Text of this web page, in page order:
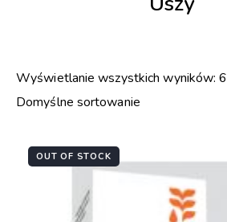
Wyświetlanie wszystkich wyników: 6
OUT OF STOCK